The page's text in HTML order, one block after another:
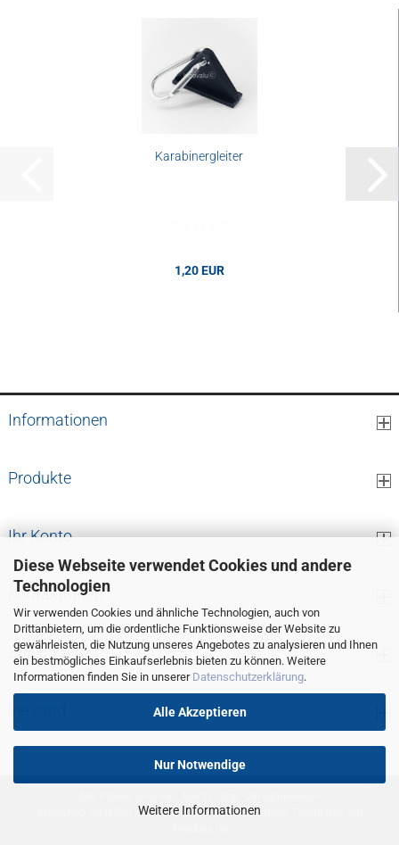
Diese Webseite verwendet Cookies und andere
Technologien
Wir verwenden Cookies und ähnliche Technologien, auch von
Drittanbietern, um die ordentliche Funktionsweise der Website zu
gewährleisten, die Nutzung unseres Angebotes zu analysieren und Ihnen
ein bestmögliches Einkaufserlebnis bieten zu können. Weitere
Informationen finden Sie in unserer Datenschutzerklärung.
Alle Akzeptieren
Nur Notwendige
Weitere Informationen
Karabinergleiter
1,20 EUR
Informationen
Produkte
Ihr Konto
Kontaktdaten
Zahlung
mit Gambio.de © 2026 Gambio Templates bei